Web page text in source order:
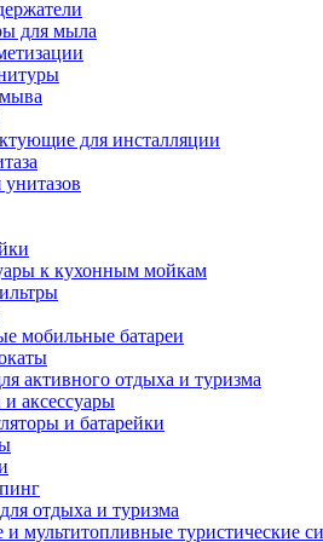
для мыла
для инсталляции
к кухонным мойкам
мобильные батареи
активного отдыха и туризма
аксессуары
и батарейки
отдыха и туризма
и мультитопливные туристические